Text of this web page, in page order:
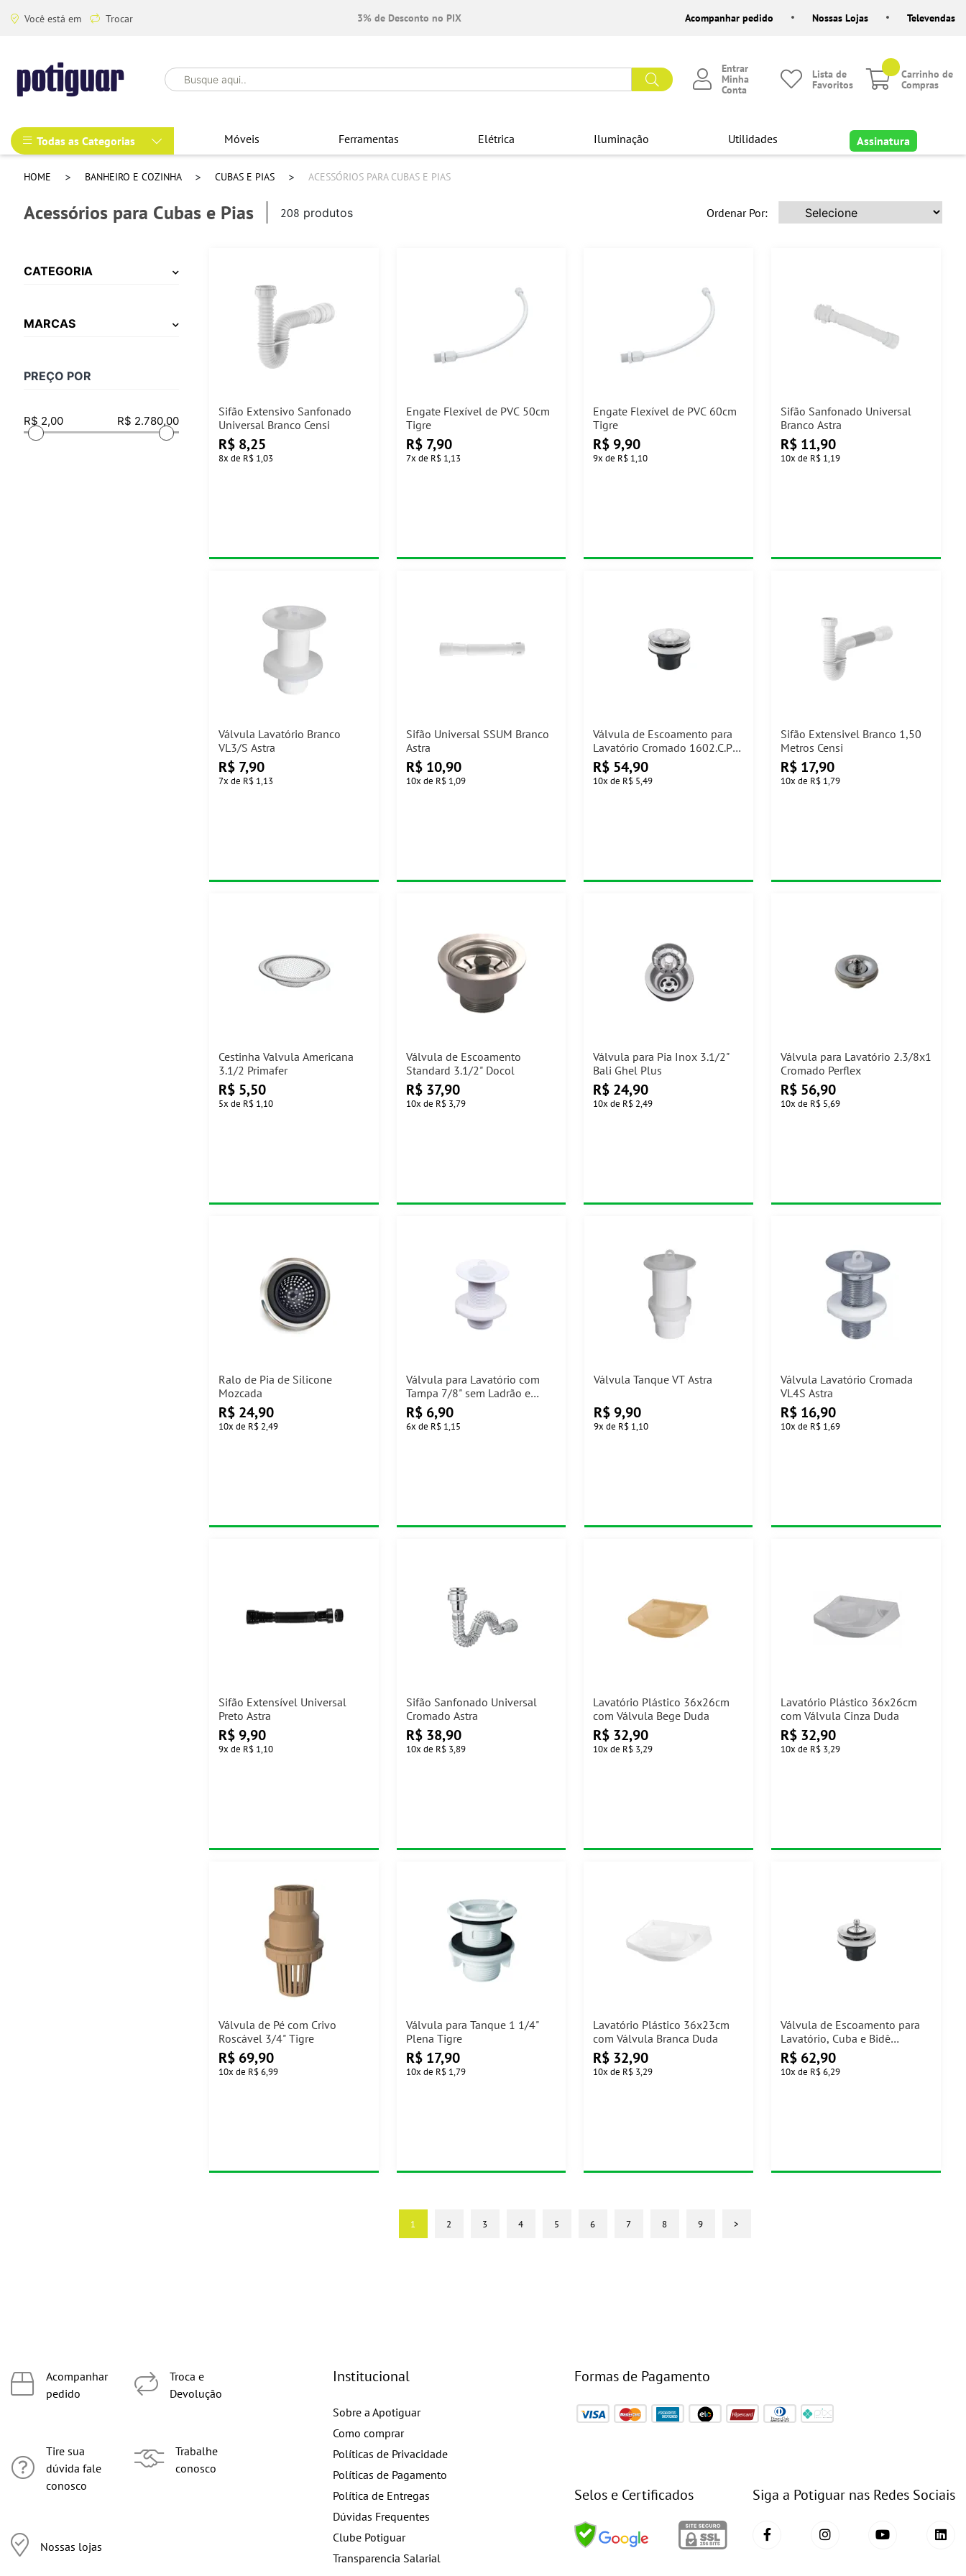
Você está em Trocar 3% de Desconto no PIX Acompanhar pedido Nossas Lojas Televendas
Entrar
Minha
Conta
Lista de
Favoritos
Carrinho de
Compras
Todas as Categorias Móveis Ferramentas Elétrica Iluminação Utilidades Assinatura
HOME BANHEIRO E COZINHA CUBAS E PIAS ACESSÓRIOS PARA CUBAS E PIAS
Acessórios para Cubas e Pias 208 produtos Ordenar Por:
CATEGORIA
MARCAS
PREÇO POR
Sifão Extensivo Sanfonado
Universal Branco Censi
R$ 8,25
8x de R$ 1,03
Engate Flexível de PVC 50cm
Tigre
R$ 7,90
7x de R$ 1,13
Engate Flexível de PVC 60cm
Tigre
R$ 9,90
9x de R$ 1,10
Sifão Sanfonado Universal
Branco Astra
R$ 11,90
10x de R$ 1,19
Válvula Lavatório Branco
VL3/S Astra
R$ 7,90
7x de R$ 1,13
Sifão Universal SSUM Branco
Astra
R$ 10,90
10x de R$ 1,09
Válvula de Escoamento para
Lavatório Cromado 1602.C.PLA
Deca
R$ 54,90
10x de R$ 5,49
Sifão Extensivel Branco 1,50
Metros Censi
R$ 17,90
10x de R$ 1,79
Cestinha Valvula Americana
3.1/2 Primafer
R$ 5,50
5x de R$ 1,10
Válvula de Escoamento
Standard 3.1/2" Docol
R$ 37,90
10x de R$ 3,79
Válvula para Pia Inox 3.1/2"
Bali Ghel Plus
R$ 24,90
10x de R$ 2,49
Válvula para Lavatório 2.3/8x1
Cromado Perflex
R$ 56,90
10x de R$ 5,69
Ralo de Pia de Silicone
Mozcada
R$ 24,90
10x de R$ 2,49
Válvula para Lavatório com
Tampa 7/8" sem Ladrão e
Unho 56mm Branco Astra
R$ 6,90
6x de R$ 1,15
Válvula Tanque VT Astra
R$ 9,90
9x de R$ 1,10
Válvula Lavatório Cromada
VL4S Astra
R$ 16,90
10x de R$ 1,69
Sifão Extensível Universal
Preto Astra
R$ 9,90
9x de R$ 1,10
Sifão Sanfonado Universal
Cromado Astra
R$ 38,90
10x de R$ 3,89
Lavatório Plástico 36x26cm
com Válvula Bege Duda
R$ 32,90
10x de R$ 3,29
Lavatório Plástico 36x26cm
com Válvula Cinza Duda
R$ 32,90
10x de R$ 3,29
Válvula de Pé com Crivo
Roscável 3/4" Tigre
R$ 69,90
10x de R$ 6,99
Válvula para Tanque 1 1/4"
Plena Tigre
R$ 17,90
10x de R$ 1,79
Lavatório Plástico 36x23cm
com Válvula Branca Duda
R$ 32,90
10x de R$ 3,29
Válvula de Escoamento para
Lavatório, Cuba e Bidê
Cromado 1602.C Deca
R$ 62,90
10x de R$ 6,29
1 2 3 4 5 6 7 8 9 >
Acompanhar
pedido
Tire sua
dúvida fale
conosco
Nossas lojas
Troca e
Devolução
Trabalhe
conosco
Institucional
Sobre a Apotiguar
Como comprar
Políticas de Privacidade
Políticas de Pagamento
Política de Entregas
Dúvidas Frequentes
Clube Potiguar
Transparencia Salarial
Formas de Pagamento
Selos e Certificados Siga a Potiguar nas Redes Sociais